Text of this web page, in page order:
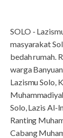
SOLO -
masyarakat
bedah rumah.
warga
Lazismu Solo,
Solo, Lazis Al-
Ranting
Cabang